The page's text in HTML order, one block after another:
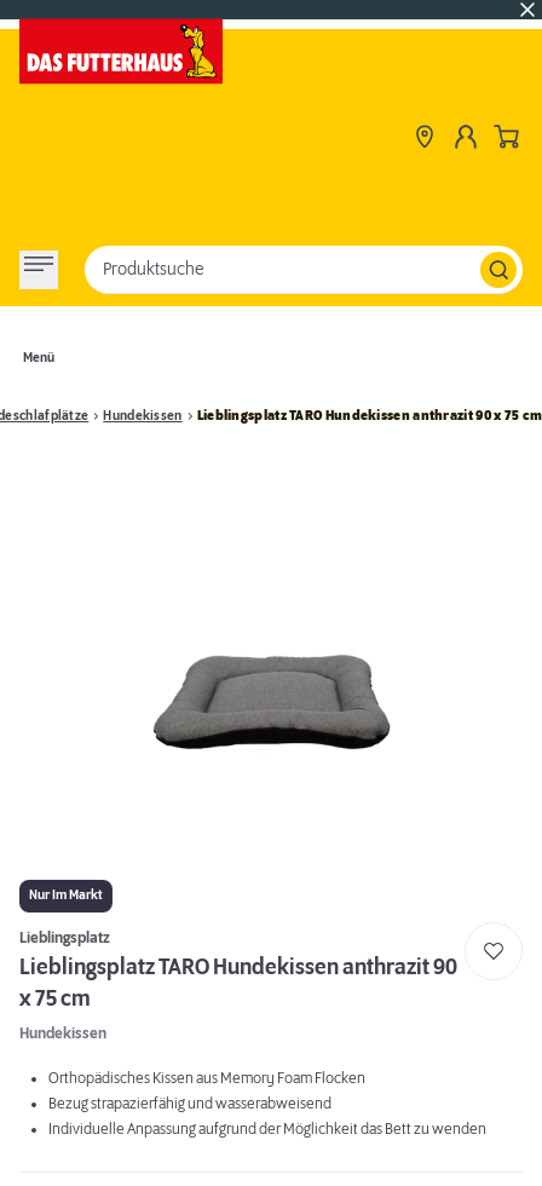
Menü
Produktsuche
Hundekissen Lieblingsplatz TARO Hundekissen anthrazit 90 x 75 cm
Nur Im Markt
Lieblingsplatz
Lieblingsplatz TARO Hundekissen anthrazit 90
x 75 cm
Hundekissen
Orthopädisches Kissen aus Memory Foam Flocken
Bezug strapazierfähig und wasserabweisend
Individuelle Anpassung aufgrund der Möglichkeit das Bett zu wenden